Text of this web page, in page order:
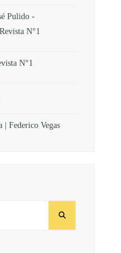
Pulido -
Revista N°1
N°1
| Federico Vegas